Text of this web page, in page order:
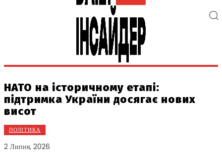
НАТО на історичному етапі:
підтримка України досягає нових
висот
ПОЛІТИКА
2 Липня, 2026